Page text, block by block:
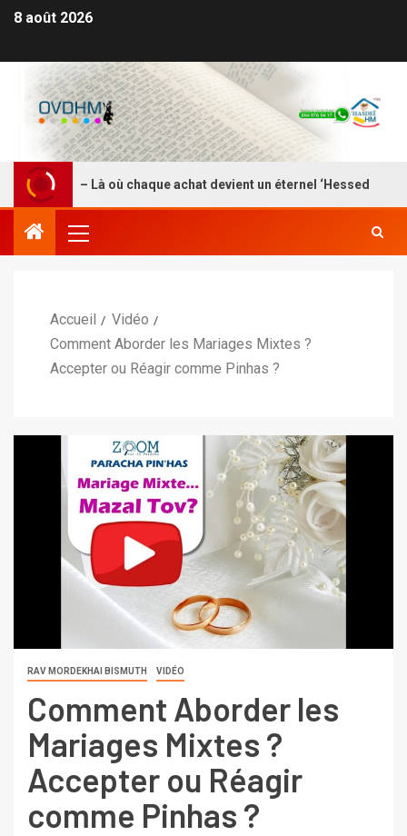
8 août 2026
HM – Là où chaque achat devient un éternel ‘Hessed
Accueil
Vidéo
Comment Aborder les Mariages Mixtes ?
Accepter ou Réagir comme Pinhas ?
RAV MORDEKHAI BISMUTH VIDÉO
Comment Aborder les
Mariages Mixtes ?
Accepter ou Réagir
comme Pinhas ?